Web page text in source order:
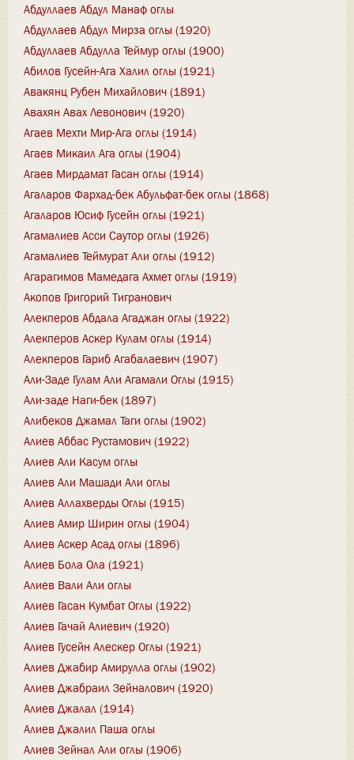
Абдуллаев Абдул Манаф оглы
Абдуллаев Абдул Мирза оглы (1920)
Абдуллаев Абдулла Теймур оглы (1900)
Абилов Гусейн-Ага Халил оглы (1921)
Авакянц Рубен Михайлович (1891)
Авахян Авах Левонович (1920)
Агаев Мехти Мир-Ага оглы (1914)
Агаев Микаил Ага оглы (1904)
Агаев Мирдамат Гасан оглы (1914)
Агаларов Фархад-бек Абульфат-бек оглы (1868)
Агаларов Юсиф Гусейн оглы (1921)
Агамалиев Асси Саутор оглы (1926)
Агамалиев Теймурат Али оглы (1912)
Агарагимов Мамедага Ахмет оглы (1919)
Акопов Григорий Тигранович
Алекперов Абдала Агаджан оглы (1922)
Алекперов Аскер Кулам оглы (1914)
Алекперов Гариб Агабалаевич (1907)
Али-Заде Гулам Али Агамали Оглы (1915)
Али-заде Наги-бек (1897)
Алибеков Джамал Таги оглы (1902)
Алиев Аббас Рустамович (1922)
Алиев Али Касум оглы
Алиев Али Машади Али оглы
Алиев Аллахверды Оглы (1915)
Алиев Амир Ширин оглы (1904)
Алиев Аскер Асад оглы (1896)
Алиев Бола Ола (1921)
Алиев Вали Али оглы
Алиев Гасан Кумбат Оглы (1922)
Алиев Гачай Алиевич (1920)
Алиев Гусейн Алескер Оглы (1921)
Алиев Джабир Амирулла оглы (1902)
Алиев Джабраил Зейналович (1920)
Алиев Джалал (1914)
Алиев Джалил Паша оглы
Алиев Зейнал Али оглы (1906)